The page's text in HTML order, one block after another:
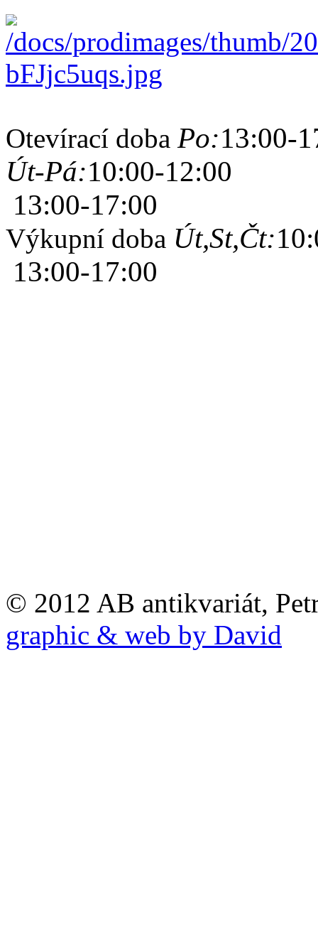
Otevírací doba Po:13:00-
Út-Pá:10:00-12:00
13:00-17:00
Výkupní doba Út,St,Čt:
13:00-17:00
© 2012 AB antikvariát,
graphic & web by David